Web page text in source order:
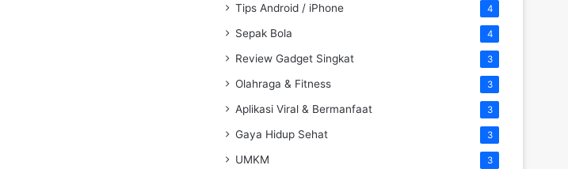
Tips Android / iPhone 4
Sepak Bola 4
Review Gadget Singkat 3
Olahraga & Fitness 3
Aplikasi Viral & Bermanfaat 3
Gaya Hidup Sehat 3
UMKM 3